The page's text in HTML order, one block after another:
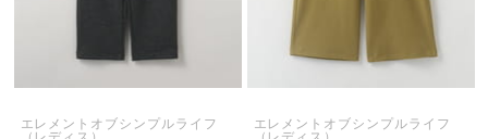
エレメントオブシンプルライフ
エレメントオブシンプルライフ